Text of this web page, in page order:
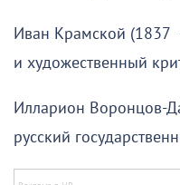
Иван Крамской (1837
и художественный
Илларион Воронцов-
русский